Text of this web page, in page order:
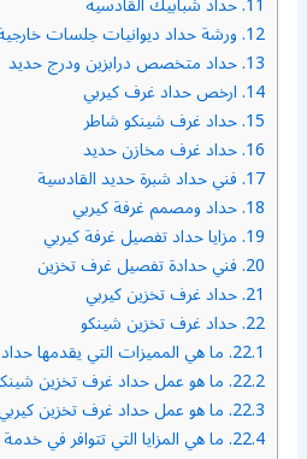
12. ورشة حداد ديوانيات جلسات
13. حداد متخصص درابزين ودرج حديد
14. ارخص حداد غرف كيربي
15. حداد غرف شينكو شاطر
16. حداد غرف مخازن حديد
17. فني حداد شبرة حديد القادسية
18. حداد ومصمم غرفة كيربي
19. مزايا حداد تفصيل غرفة كيربي
20. فني حدادة تفصيل غرف تخزين
21. حداد غرف تخزين كيربي
22. حداد غرف تخزين شينكو
22.1. ما هي المميزات التي يقدمها
22.2. ما هو عمل حداد غرف تخزين
22.3. ما هو عمل حداد غرف تخزين
22.4. ما هي المزايا التي تتوافر في